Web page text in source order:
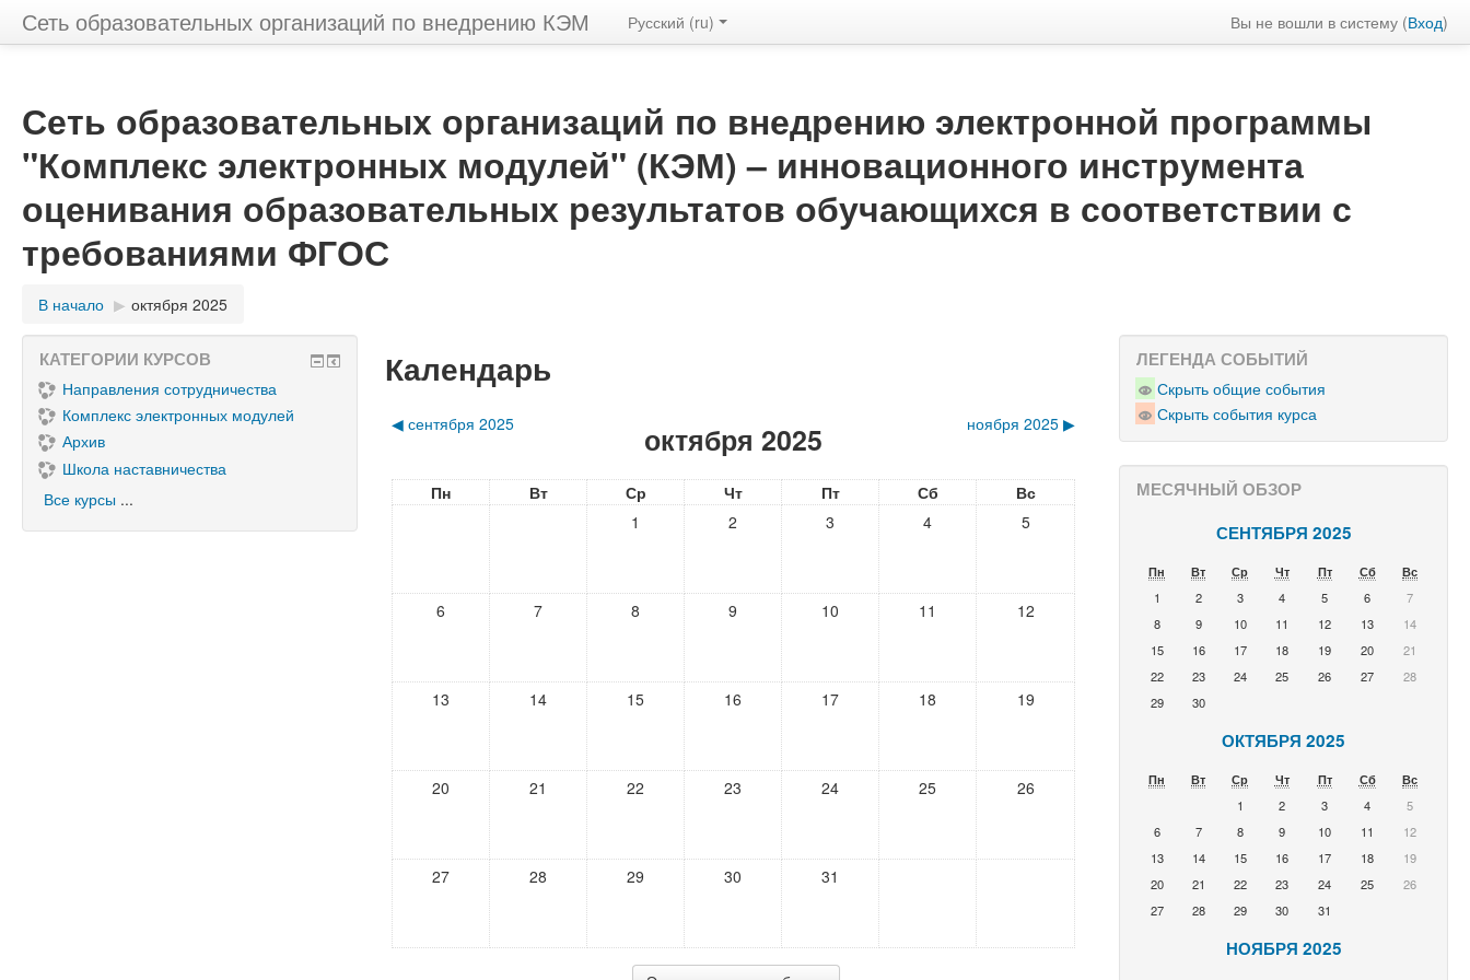
Сеть образовательных организаций по внедрению КЭМ Вы не вошли в систему (Вход)
Русский ‎(ru)‎
Сеть образовательных организаций по внедрению электронной программы
"Комплекс электронных модулей" (КЭМ) – инновационного инструмента
оценивания образовательных результатов обучающихся в соответствии с
требованиями ФГОС
В начало ▶︎ октября 2025
Календарь
◀︎ сентября 2025 октября 2025 ноября 2025 ▶︎
Пн Вт Ср Чт Пт Сб
Вс
1
2 3 4 5
6 7 8 9 10 11 12
13 14 15 16 17 18 19
20 21 22 23 24 25 26
27 28 29 30 31
КАТЕГОРИИ КУРСОВ
Направления сотрудничества
Комплекс электронных модулей
Архив
Школа наставничества
Все курсы ...
ЛЕГЕНДА СОБЫТИЙ
Скрыть общие события
Скрыть события курса
МЕСЯЧНЫЙ ОБЗОР
СЕНТЯБРЯ 2025
Пн Вт Ср Чт Пт Сб
Вс
1
2 3 4 5 6
7
8
9 10 11 12 13
14
15
16 17 18 19 20
21
22
23 24 25 26 27
28
29
30
ОКТЯБРЯ 2025
Пн Вт Ср Чт Пт Сб
Вс
1
2 3 4
5
6
7 8 9 10 11
12
13
14 15 16 17 18
19
20
21 22 23 24 25
26
27
28 29 30 31
НОЯБРЯ 2025